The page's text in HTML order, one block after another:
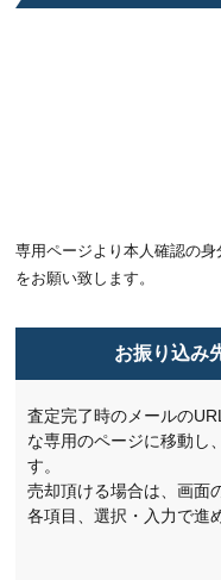
専用ページより本人確認の
をお願い致します。
お振り込み
査定完了時のメールの
な専用のページに移動し
す。
売却頂ける場合は、画
各項目、選択・入力で進